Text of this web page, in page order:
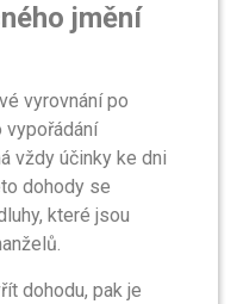
jmění
vyrovnání po
vypořádání
vždy účinky ke dni
dohody se
které jsou
dohodu, pak je